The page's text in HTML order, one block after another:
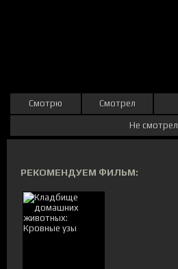
Смотрю Смотрел
Не смотрел
РЕКОМЕНДУЕМ ФИЛЬМ: